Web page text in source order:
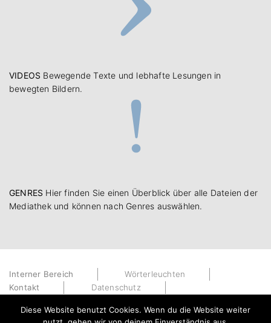
VIDEOS Bewegende Texte und lebhafte Lesungen in
bewegten Bildern.
GENRES Hier finden Sie einen Überblick über alle Dateien der
Mediathek und können nach Genres auswählen.
Interner Bereich
Wörterleuchten
Kontakt
Datenschutz
Diese Website benutzt Cookies. Wenn du die Website weiter